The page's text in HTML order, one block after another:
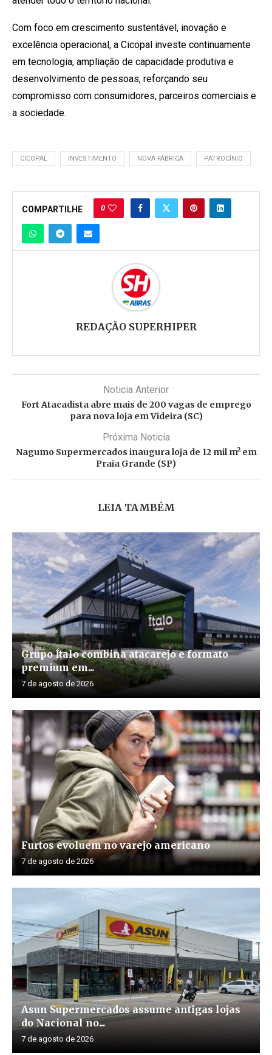
Com foco em crescimento sustentável, inovação e
excelência operacional, a Cicopal investe continuamente
em tecnologia, ampliação de capacidade produtiva e
desenvolvimento de pessoas, reforçando seu
compromisso com consumidores, parceiros comerciais e
a sociedade.
CICOPAL INVESTIMENTO NOVA FÁBRICA PATROCÍNIO
COMPARTILHE 0
REDAÇÃO SUPERHIPER
Noticia Anterior
Fort Atacadista abre mais de 200 vagas de emprego
para nova loja em Videira (SC)
Próxima Noticia
Nagumo Supermercados inaugura loja de 12 mil m² em
Praia Grande (SP)
LEIA TAMBÉM
Grupo Ítalo combina atacarejo e formato
premium em...
7 de agosto de 2026
Furtos evoluem no varejo americano
7 de agosto de 2026
Asun Supermercados assume antigas lojas
do Nacional no...
7 de agosto de 2026